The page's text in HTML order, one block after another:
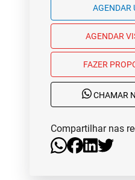
AGENDAR
FAZER
CHAMAR
Compartilhar nas